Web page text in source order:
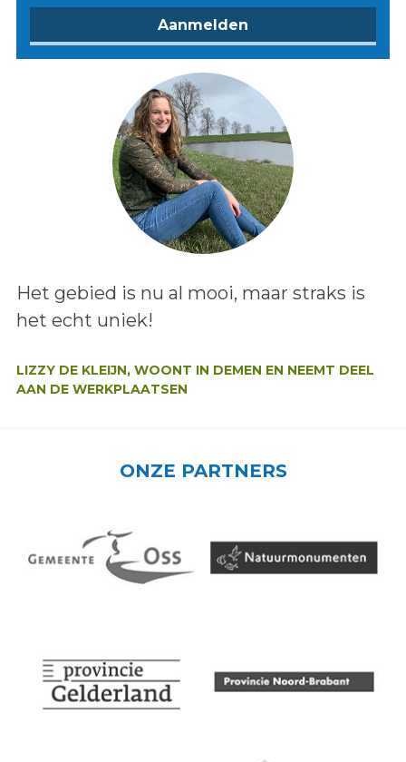
Lees het bericht:
Het gebied is nu al mooi, maar straks is
het echt uniek!
LIZZY DE KLEIJN, WOONT IN DEMEN EN NEEMT DEEL
AAN DE WERKPLAATSEN
ONZE PARTNERS